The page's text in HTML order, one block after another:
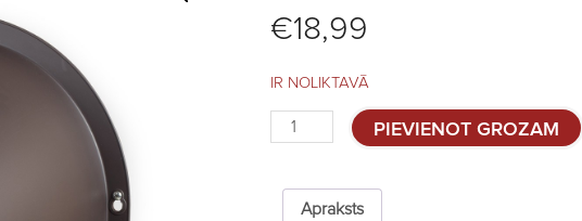
€18,99
IR NOLIKTAVĀ
Dēšanas
ligzda
quantity
PIEVIENOT GROZAM
Apraksts